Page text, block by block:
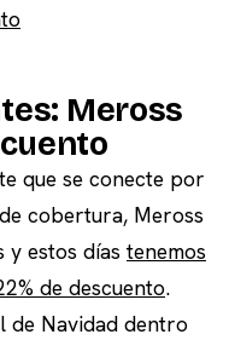
Meross
que se conecte por
cobertura, Meross
y estos díastenemos
de descuento.
de Navidad dentro